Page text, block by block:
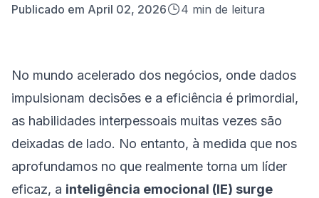
Publicado em April 02, 2026 4 min de leitura
No mundo acelerado dos negócios, onde dados
impulsionam decisões e a eficiência é primordial,
as habilidades interpessoais muitas vezes são
deixadas de lado. No entanto, à medida que nos
aprofundamos no que realmente torna um líder
eficaz, a inteligência emocional (IE) surge